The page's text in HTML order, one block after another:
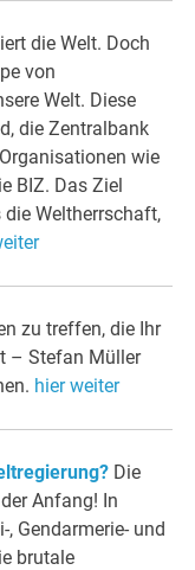
die Welt. Doch
von
Welt. Diese
die Zentralbank
wie
BIZ. Das Ziel
die Weltherrschaft,
zu treffen, die Ihr
– Stefan Müller
hier weiter
Die
Anfang! In
, Gendarmerie- und
brutale